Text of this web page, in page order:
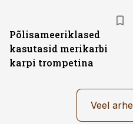
Põlisameeriklased
kasutasid merikarbi
karpi trompetina
Veel